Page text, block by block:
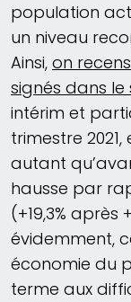
population
un niveau
Ainsi, on
signés dans
intérim et
trimestre
autant
hausse par
(+19,3% après
évidemment,
économie du
terme aux